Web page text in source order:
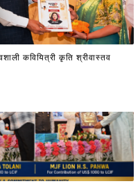
कवियित्री कृति श्रीवास्तव